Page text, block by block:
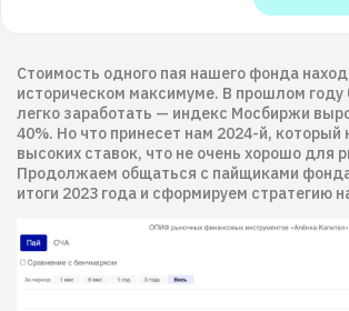
Стоимость одного пая нашего фонда
историческом максимуме. В прошлом
легко заработать — индекс Мосбиржи
40%. Но что принесет нам 2024-й, который
высоких ставок, что не очень хорошо для
Продолжаем общаться с пайщиками
итоги 2023 года и сформируем стратегию